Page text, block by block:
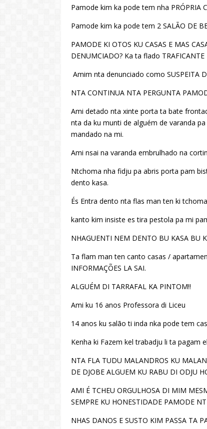
Pamode kim ka pode tem nha PRÓPRIA
Pamode kim ka pode tem 2 SALÃO DE
PAMODE KI OTOS KU CASAS E MAS
DENUMCIADO? Ka ta flado TRAFICANTE
Amim nta denunciado como SUSPEITA
NTA CONTINUA NTA PERGUNTA
Ami detado nta xinte porta ta bate
nta da ku munti de alguém de varanda
mandado na mi.
Ami nsai na varanda embrulhado na
Ntchoma nha fidju pa abris porta pam
dento kasa.
És Entra dento nta flas man ten ki
kanto kim insiste es tira pestola pa mi
NHAGUENTI NEM DENTO BU KASA BU
Ta flam man ten canto casas /
INFORMAÇÕES LA SAI.
ALGUÉM DI TARRAFAL KA PINTOM!!
Ami ku 16 anos Professora di Liceu
14 anos ku salão ti inda nka pode tem
Kenha ki Fazem kel trabadju li ta pagam
NTA FLA TUDU MALANDROS KU
DE DJOBE ALGUEM KU RABU DI ODJU
AMI É TCHEU ORGULHOSA DI MIM
SEMPRE KU HONESTIDADE PAMODE
NHAS DANOS E SUSTO KIM PASSA TA